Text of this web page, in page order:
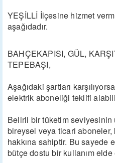
YEŞİLLİ İlçesine hizmet
aşağıdadır.
BAHÇEKAPISI, GÜL,
TEPEBAŞI,
Aşağıdaki şartları
elektrik aboneliği teklifi
Belirli bir tüketim
bireysel veya ticari
hakkına sahiptir. Bu sayede
bütçe dostu bir kullanım